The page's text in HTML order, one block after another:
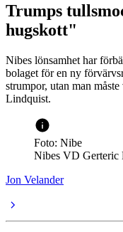
Trumps
hugskott"
Nibes lönsamhet har
bolaget för en ny
strumpor, utan man
Lindquist.
Foto: Nibe
Nibes VD Gerteric
Jon Velander